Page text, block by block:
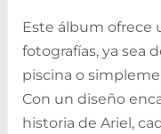
Este álbum ofrece
fotografías, ya sea
piscina o
Con un diseño
historia de Ariel,